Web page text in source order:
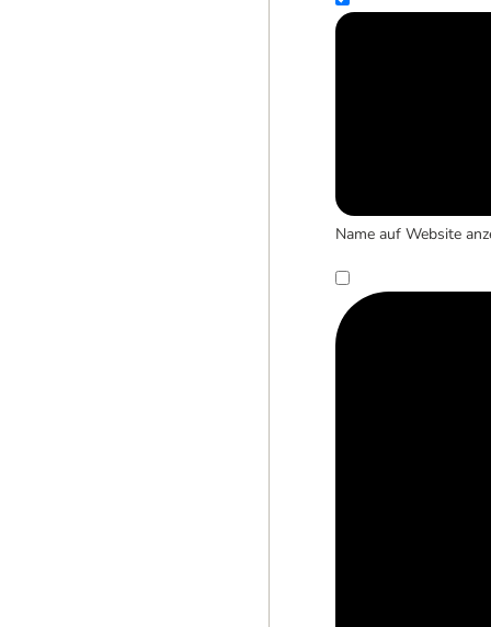
Name auf Website